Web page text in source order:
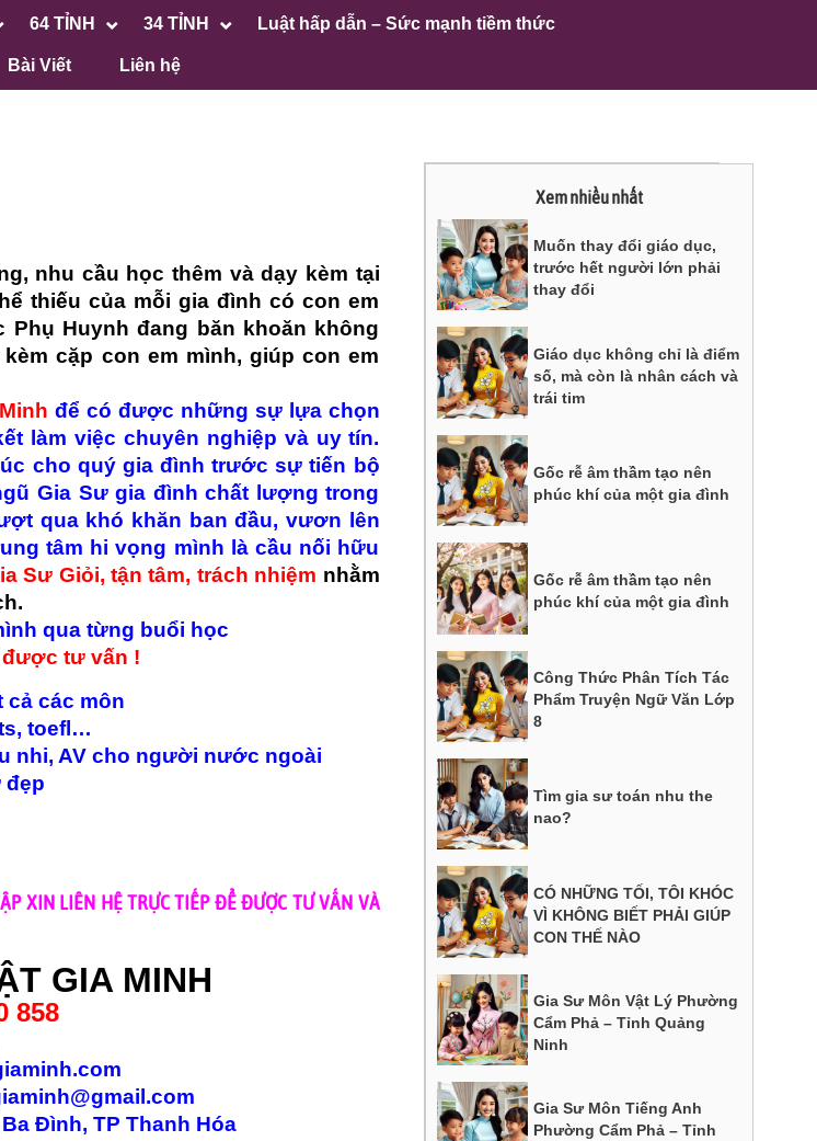
64 TỈNH 34 TỈNH Luật hấp dẫn – Sức mạnh tiềm thức
Bài Viết Liên hệ
nhu cầu học thêm và dạy kèm tại
thiếu của mỗi gia đình có con em
Huynh đang băn khoăn không
cặp con em mình, giúp con em
để có được những sự lựa chọn
làm việc chuyên nghiệp và uy tín.
cho quý gia đình trước sự tiến bộ
Gia Sư gia đình chất lượng trong
qua khó khăn ban đầu, vươn lên
tâm hi vọng mình là cầu nối hữu
Sư Giỏi, tận tâm, trách nhiệm nhằm
qua từng buổi học
được tư vấn !
cả các môn
toefl…
nhi, AV cho người nước ngoài
đẹp
XIN LIÊN HỆ TRỰC TIẾP ĐỂ ĐƯỢC TƯ VẤN VÀ
GIA MINH
858
Đình, TP Thanh Hóa
Xem nhiều nhất
Muốn thay đổi giáo dục,
trước hết người lớn phải
thay đổi
Giáo dục không chỉ là điểm
số, mà còn là nhân cách và
trái tim
Gốc rễ âm thầm tạo nên
phúc khí của một gia đình
Gốc rễ âm thầm tạo nên
phúc khí của một gia đình
Công Thức Phân Tích Tác
Phẩm Truyện Ngữ Văn Lớp
8
Tìm gia sư toán nhu the
nao?
CÓ NHỮNG TỐI, TÔI KHÓC
VÌ KHÔNG BIẾT PHẢI GIÚP
CON THẾ NÀO
Gia Sư Môn Vật Lý Phường
Cẩm Phả – Tỉnh Quảng
Ninh
Gia Sư Môn Tiếng Anh
Phường Cẩm Phả – Tỉnh